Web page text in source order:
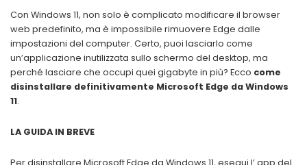
Con Windows 11, non solo è complicato modificare il browser
web predefinito, ma è impossibile rimuovere Edge dalle
impostazioni del computer. Certo, puoi lasciarlo come
un’applicazione inutilizzata sullo schermo del desktop, ma
perché lasciare che occupi quei gigabyte in più? Ecco come
disinstallare definitivamente Microsoft Edge da Windows
11.
LA GUIDA IN BREVE